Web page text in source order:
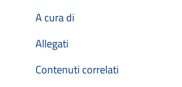
A cura di
Allegati
Contenuti correlati